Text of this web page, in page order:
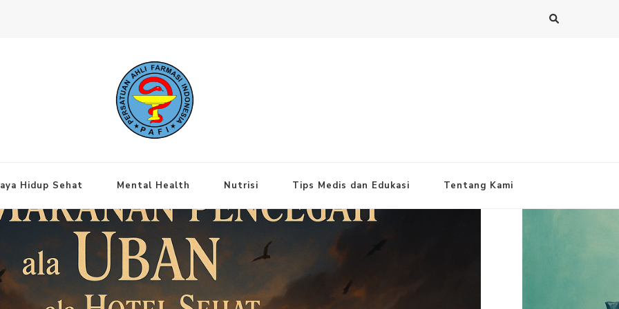
Hidup Sehat Mental Health Nutrisi Tips Medis dan Edukasi Tentang Kami